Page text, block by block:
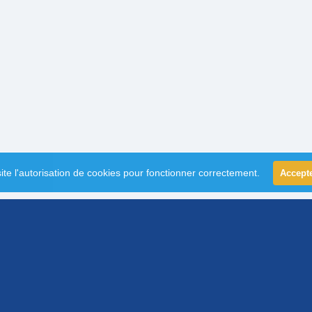
l'autorisation de cookies pour fonctionner correctement.